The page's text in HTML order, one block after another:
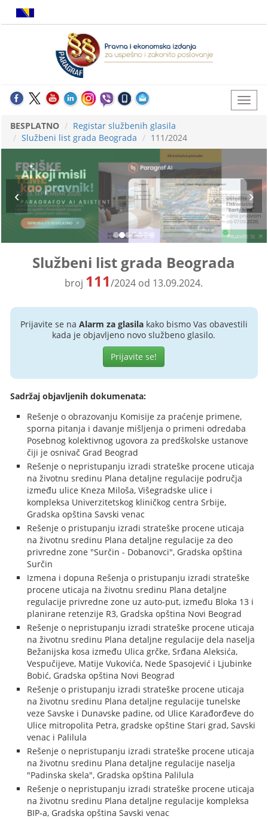
BESPLATNO
Registar službenih glasila
Službeni list grada Beograda
111/2024
Službeni list grada Beograda
broj 111/2024 od 13.09.2024.
Prijavite se na Alarm za glasilakako bismo Vas obavestili
kada je objavljeno novo službeno glasilo.
Prijavite se!
Sadržaj objavljenih dokumenata:
Rešenje o obrazovanju Komisije za praćenje primene,
sporna pitanja i davanje mišljenja o primeni odredaba
Posebnog kolektivnog ugovora za predškolske ustanove
čiji je osnivač Grad Beograd
Rešenje o nepristupanju izradi strateške procene uticaja
na životnu sredinu Plana detaljne regulacije područja
između ulice Kneza Miloša, Višegradske ulice i
kompleksa Univerzitetskog kliničkog centra Srbije,
Gradska opština Savski venac
Rešenje o pristupanju izradi strateške procene uticaja
na životnu sredinu Plana detaljne regulacije za deo
privredne zone "Surčin - Dobanovci", Gradska opština
Surčin
Izmena i dopuna Rešenja o pristupanju izradi strateške
procene uticaja na životnu sredinu Plana detaljne
regulacije privredne zone uz auto-put, između Bloka 13 i
planirane retenzije R3, Gradska opština Novi Beograd
Rešenje o nepristupanju izradi strateške procene uticaja
na životnu sredinu Plana detaljne regulacije dela naselja
Bežanijska kosa između Ulica grčke, Srđana Aleksića,
Vespučijeve, Matije Vukovića, Nede Spasojević i Ljubinke
Bobić, Gradska opština Novi Beograd
Rešenje o pristupanju izradi strateške procene uticaja
na životnu sredinu Plana detaljne regulacije tunelske
veze Savske i Dunavske padine, od Ulice Karađorđeve do
Ulice mitropolita Petra, gradske opštine Stari grad, Savski
venac i Palilula
Rešenje o nepristupanju izradi strateške procene uticaja
na životnu sredinu Plana detaljne regulacije naselja
"Padinska skela", Gradska opština Palilula
Rešenje o nepristupanju izradi strateške procene uticaja
na životnu sredinu Plana detaljne regulacije kompleksa
BIP-a, Gradska opština Savski venac